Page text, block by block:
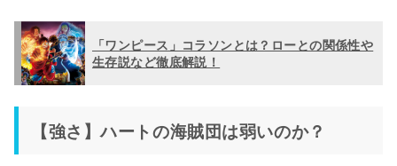
「ワンピース」コラソンとは？ローとの関係性や
生存説など徹底解説！
【強さ】ハートの海賊団は弱いのか？